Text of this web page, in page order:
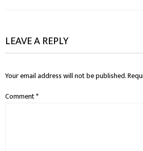
LEAVE A REPLY
Your email address will not be published.
Comment*